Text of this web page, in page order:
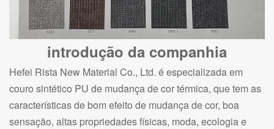
introdução da companhia
Hefei Rista New Material Co., Ltd. é especializada em
couro sintético PU de mudança de cor térmica, que tem as
características de bom efeito de mudança de cor, boa
sensação, altas propriedades físicas, moda, ecologia e